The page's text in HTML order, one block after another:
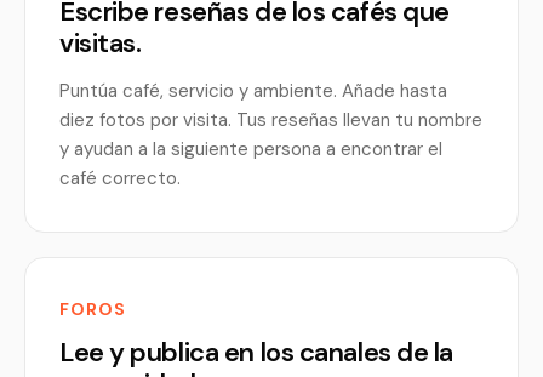
Escribe reseñas de los cafés que
visitas.
Puntúa café, servicio y ambiente. Añade hasta
diez fotos por visita. Tus reseñas llevan tu nombre
y ayudan a la siguiente persona a encontrar el
café correcto.
FOROS
Lee y publica en los canales de la